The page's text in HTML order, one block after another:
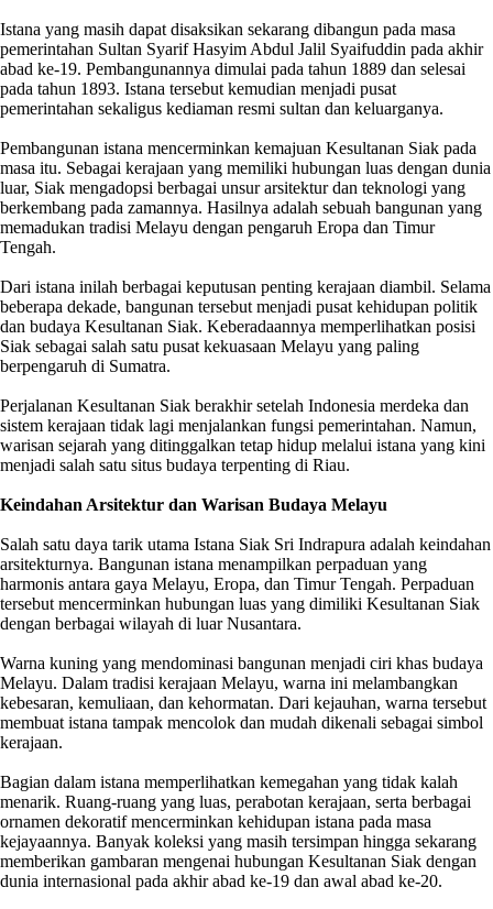
Istana yang masih dapat disaksikan sekarang dibangun pada masa
pemerintahan Sultan Syarif Hasyim Abdul Jalil Syaifuddin pada akhir
abad ke-19. Pembangunannya dimulai pada tahun 1889 dan selesai
pada tahun 1893. Istana tersebut kemudian menjadi pusat
pemerintahan sekaligus kediaman resmi sultan dan keluarganya.
Pembangunan istana mencerminkan kemajuan Kesultanan Siak pada
masa itu. Sebagai kerajaan yang memiliki hubungan luas dengan dunia
luar, Siak mengadopsi berbagai unsur arsitektur dan teknologi yang
berkembang pada zamannya. Hasilnya adalah sebuah bangunan yang
memadukan tradisi Melayu dengan pengaruh Eropa dan Timur
Tengah.
Dari istana inilah berbagai keputusan penting kerajaan diambil. Selama
beberapa dekade, bangunan tersebut menjadi pusat kehidupan politik
dan budaya Kesultanan Siak. Keberadaannya memperlihatkan posisi
Siak sebagai salah satu pusat kekuasaan Melayu yang paling
berpengaruh di Sumatra.
Perjalanan Kesultanan Siak berakhir setelah Indonesia merdeka dan
sistem kerajaan tidak lagi menjalankan fungsi pemerintahan. Namun,
warisan sejarah yang ditinggalkan tetap hidup melalui istana yang kini
menjadi salah satu situs budaya terpenting di Riau.
Keindahan Arsitektur dan Warisan Budaya Melayu
Salah satu daya tarik utama Istana Siak Sri Indrapura adalah keindahan
arsitekturnya. Bangunan istana menampilkan perpaduan yang
harmonis antara gaya Melayu, Eropa, dan Timur Tengah. Perpaduan
tersebut mencerminkan hubungan luas yang dimiliki Kesultanan Siak
dengan berbagai wilayah di luar Nusantara.
Warna kuning yang mendominasi bangunan menjadi ciri khas budaya
Melayu. Dalam tradisi kerajaan Melayu, warna ini melambangkan
kebesaran, kemuliaan, dan kehormatan. Dari kejauhan, warna tersebut
membuat istana tampak mencolok dan mudah dikenali sebagai simbol
kerajaan.
Bagian dalam istana memperlihatkan kemegahan yang tidak kalah
menarik. Ruang-ruang yang luas, perabotan kerajaan, serta berbagai
ornamen dekoratif mencerminkan kehidupan istana pada masa
kejayaannya. Banyak koleksi yang masih tersimpan hingga sekarang
memberikan gambaran mengenai hubungan Kesultanan Siak dengan
dunia internasional pada akhir abad ke-19 dan awal abad ke-20.